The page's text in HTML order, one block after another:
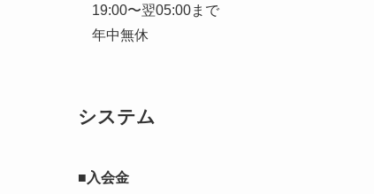
19:00〜翌05:00まで
年中無休
システム
■入会金